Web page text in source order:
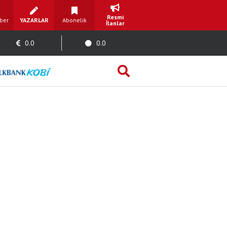
YAZARLAR Abonelik
Resmi
İlanlar
0.0 0.0